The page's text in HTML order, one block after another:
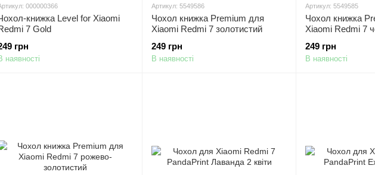
000000366
книжка Level for Xiaomi
7 Gold
грн
наявності
Артикул: 5549586
Чохол книжка Premium для
Xiaomi Redmi 7 золотистий
249 грн
В наявності
Артикул: 5549585
Чохол книжка
Xiaomi Redmi 7
249 грн
В наявності